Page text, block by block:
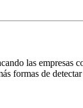
las empresas
formas de